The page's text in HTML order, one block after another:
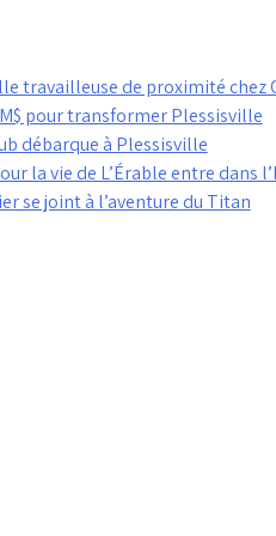
travailleuse de proximité chez
pour transformer Plessisville
débarque à Plessisville
la vie de L’Érable entre dans
se joint à l’aventure du Titan